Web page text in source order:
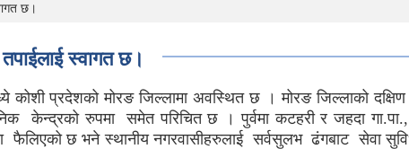
छ।
स्वागत छ।
कोशी प्रदेशको मोरङ जिल्लामा अवस्थित छ । मोरङ जिल्लाको
केन्द्रको रुपमा समेत परिचित छ । पुर्वमा कटहरी र जहदा
छ भने स्थानीय नगरवासीहरुलाई सर्वसुलभ ढंगबाट सेवा